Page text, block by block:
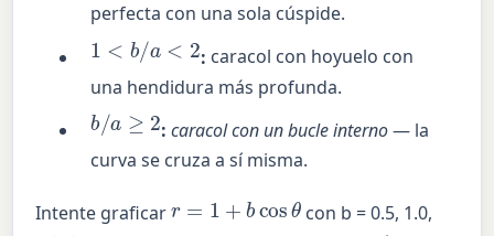
perfecta con una sola cúspide.
1 b /a<
: caracol con hoyuelo con
una hendidura más profunda.
b /a ≥2
: caracol con un bucle interno— la
curva se cruza a sí misma.
Intente graficarr= + cosθ
con b = 0.5, 1.0,